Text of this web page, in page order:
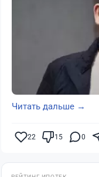
Читать дальше →
22 15 0